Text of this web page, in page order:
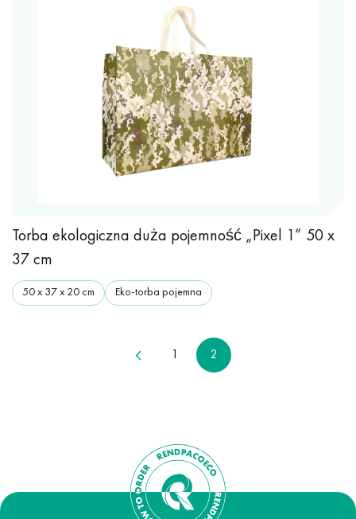
Torba ekologiczna duża pojemność „Pixel 1” 50 x
37 cm
50 х 37 х 20 cm Eko-torba pojemna
1 2